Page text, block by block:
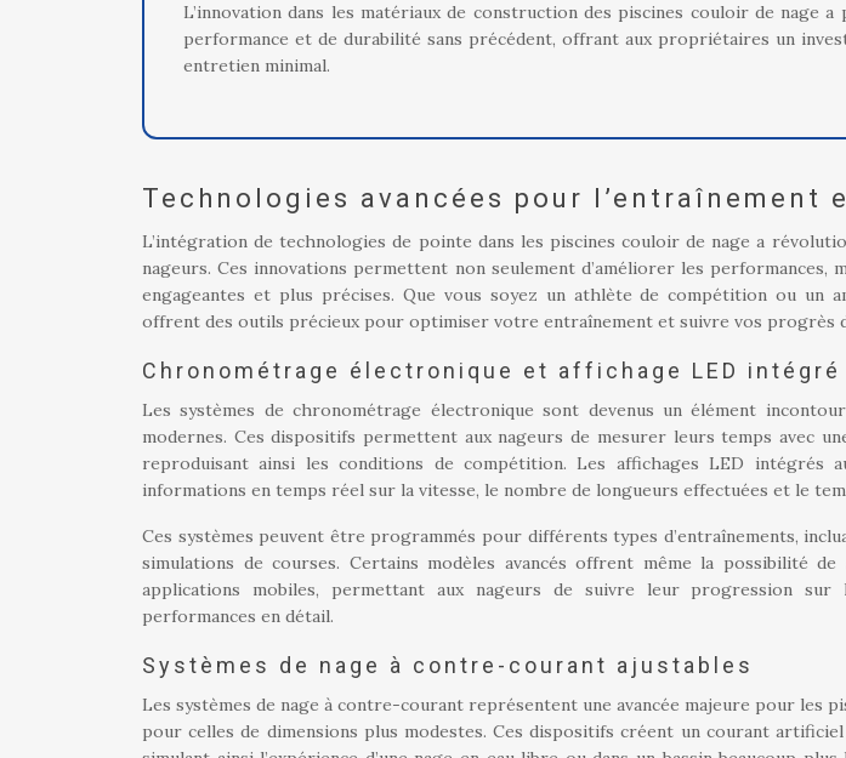
L’innovation dans les matériaux de construction des piscines couloir de nage a
performance et de durabilité sans précédent, offrant aux propriétaires un
entretien minimal.
Technologies avancées pour l’entraînement
L’intégration de technologies de pointe dans les piscines couloir de nage a
nageurs. Ces innovations permettent non seulement d’améliorer les performances,
engageantes et plus précises. Que vous soyez un athlète de compétition ou un
offrent des outils précieux pour optimiser votre entraînement et suivre vos progrès
Chronométrage électronique et affichage LED intégré
Les systèmes de chronométrage électronique sont devenus un élément
modernes. Ces dispositifs permettent aux nageurs de mesurer leurs temps avec
reproduisant ainsi les conditions de compétition. Les affichages LED intégrés
informations en temps réel sur la vitesse, le nombre de longueurs effectuées et le
Ces systèmes peuvent être programmés pour différents types d’entraînements,
simulations de courses. Certains modèles avancés offrent même la possibilité de
applications mobiles, permettant aux nageurs de suivre leur progression
performances en détail.
Systèmes de nage à contre-courant ajustables
Les systèmes de nage à contre-courant représentent une avancée majeure pour les
pour celles de dimensions plus modestes. Ces dispositifs créent un courant